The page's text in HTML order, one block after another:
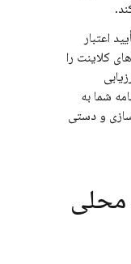
اعتبار
Firebase ارائه شده از طریق SDKهای کلاینت را
شما به
و دستی
محلی